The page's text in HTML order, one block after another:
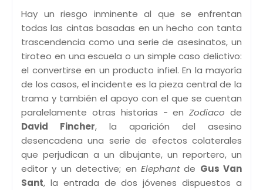
Hay un riesgo inminente al que se enfrentan
todas las cintas basadas en un hecho con tanta
trascendencia como una serie de asesinatos, un
tiroteo en una escuela o un simple caso delictivo:
el convertirse en un producto infiel. En la mayoría
de los casos, el incidente es la pieza central de la
trama y también el apoyo con el que se cuentan
paralelamente otras historias - enZodiaco de
David Fincher, la aparición del asesino
desencadena una serie de efectos colaterales
que perjudican a un dibujante, un reportero, un
editor y un detective; en Elephantde Gus Van
Sant, la entrada de dos jóvenes dispuestos a